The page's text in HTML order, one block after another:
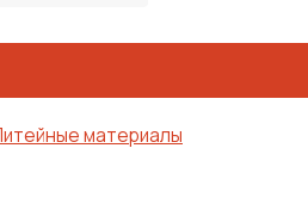
материалы